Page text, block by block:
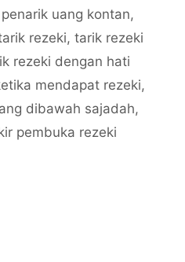
uang kontan,
rezeki, tarik rezeki
rezeki dengan hati
mendapat rezeki,
dibawah sajadah,
pembuka rezeki